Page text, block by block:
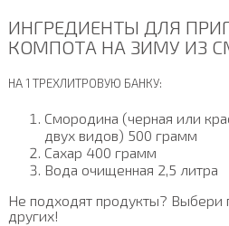
ИНГРЕДИЕНТЫ ДЛЯ
КОМПОТА НА ЗИМУ ИЗ
НА 1 ТРЕХЛИТРОВУЮ БАНКУ:
Смородина (черная или
двух видов) 500 грамм
Сахар 400 грамм
Вода очищенная 2,5 литра
Не подходят продукты? Выбери
других!